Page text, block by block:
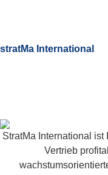
stratMa International
StratMa International ist
Vertrieb